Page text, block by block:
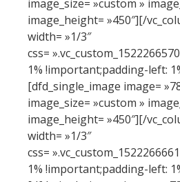
image_size= »custom »
image_height= »450″][/
width= »1/3″
css=
1% !important;padding-left:
[dfd_single_image image=
image_size= »custom »
image_height= »450″][/
width= »1/3″
css=
1% !important;padding-left: